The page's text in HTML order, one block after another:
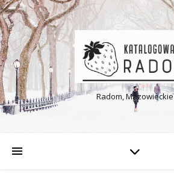
Radom, Mazowieckie